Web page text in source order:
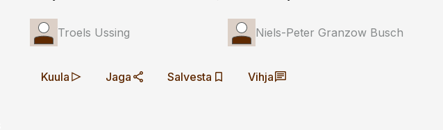
Troels Ussing Niels-Peter Granzow Busch
Kuula Jaga Salvesta Vihja